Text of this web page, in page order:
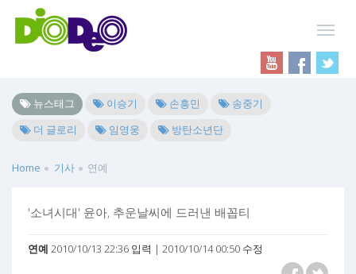
뉴스태그 이승기 손흥민
송중기
더 글로리
임영웅 방탄소년단
Home 기사 연예
'소녀시대' 윤아, 추운날씨에 드러낸 배꼽티
연예 2010/10/13 22:36 입력 | 2010/10/14 00:50 수정